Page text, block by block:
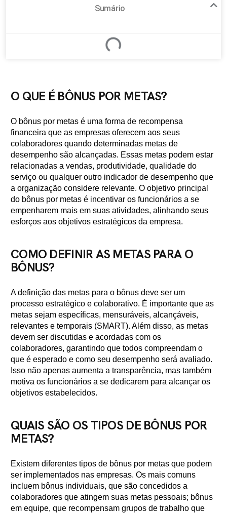
Sumário
O QUE É BÔNUS POR METAS?
O bônus por metas é uma forma de recompensa
financeira que as empresas oferecem aos seus
colaboradores quando determinadas metas de
desempenho são alcançadas. Essas metas podem estar
relacionadas a vendas, produtividade, qualidade do
serviço ou qualquer outro indicador de desempenho que
a organização considere relevante. O objetivo principal
do bônus por metas é incentivar os funcionários a se
empenharem mais em suas atividades, alinhando seus
esforços aos objetivos estratégicos da empresa.
COMO DEFINIR AS METAS PARA O
BÔNUS?
A definição das metas para o bônus deve ser um
processo estratégico e colaborativo. É importante que as
metas sejam específicas, mensuráveis, alcançáveis,
relevantes e temporais (SMART). Além disso, as metas
devem ser discutidas e acordadas com os
colaboradores, garantindo que todos compreendam o
que é esperado e como seu desempenho será avaliado.
Isso não apenas aumenta a transparência, mas também
motiva os funcionários a se dedicarem para alcançar os
objetivos estabelecidos.
QUAIS SÃO OS TIPOS DE BÔNUS POR
METAS?
Existem diferentes tipos de bônus por metas que podem
ser implementados nas empresas. Os mais comuns
incluem bônus individuais, que são concedidos a
colaboradores que atingem suas metas pessoais; bônus
em equipe, que recompensam grupos de trabalho que